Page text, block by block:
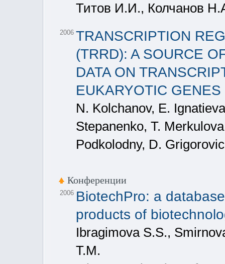
Титов И.И., Колчанов
2006 TRANSCRIPTION
(TRRD): A SOURCE
DATA ON
EUKARYOTIC GENES
N. Kolchanov, E.
Stepanenko, T.
Podkolodny, D.
Конференции
2006 BiotechPro: a
products of
Ibragimova S.S.,
T.M.